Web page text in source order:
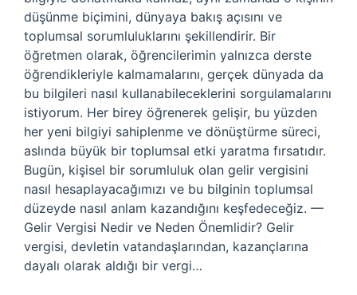
düşünme biçimini, dünyaya bakış açısını ve
toplumsal sorumluluklarını şekillendirir. Bir
öğretmen olarak, öğrencilerimin yalnızca derste
öğrendikleriyle kalmamalarını, gerçek dünyada da
bu bilgileri nasıl kullanabileceklerini sorgulamalarını
istiyorum. Her birey öğrenerek gelişir, bu yüzden
her yeni bilgiyi sahiplenme ve dönüştürme süreci,
aslında büyük bir toplumsal etki yaratma fırsatıdır.
Bugün, kişisel bir sorumluluk olan gelir vergisini
nasıl hesaplayacağımızı ve bu bilginin toplumsal
düzeyde nasıl anlam kazandığını keşfedeceğiz. —
Gelir Vergisi Nedir ve Neden Önemlidir? Gelir
vergisi, devletin vatandaşlarından, kazançlarına
dayalı olarak aldığı bir vergi…